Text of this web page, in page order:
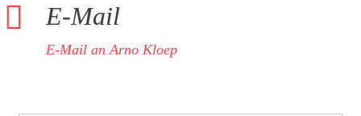
E-Mail
E-Mail an Arno Kloep